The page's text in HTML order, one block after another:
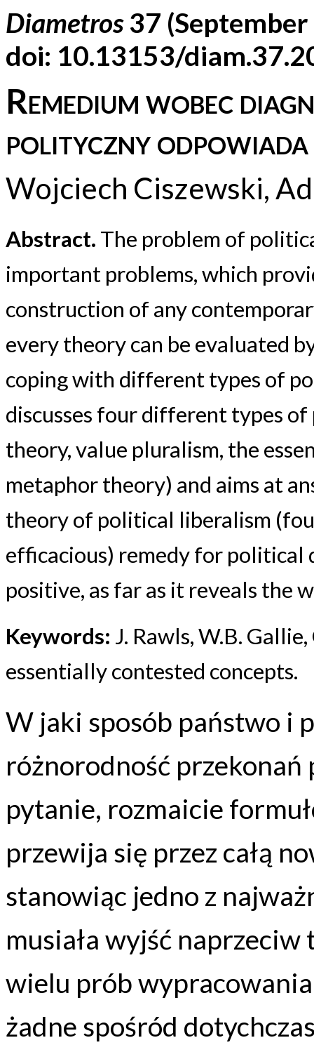
Diametros37
doi: 10.13153/
Remedium wobec
polityczny
Wojciech Ciszewski,
Abstract. The problem of
important problems, which
construction of any
every theory can be evaluated
coping with different types of
discusses four different types
theory, value pluralism, the
metaphor theory) and aims at
theory of political liberalism
efficacious) remedy for political
positive, as far as it reveals the
Keywords: J. Rawls, W.B.
essentially contested concepts.
W jaki sposób państwo i
różnorodność przekonań
pytanie, rozmaicie
przewija się przez całą
stanowiąc jedno z
musiała wyjść
wielu prób
żadne spośród